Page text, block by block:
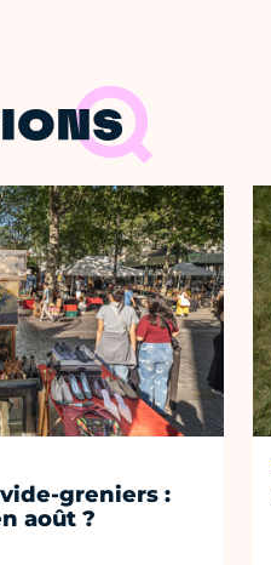
greniers :
août ?